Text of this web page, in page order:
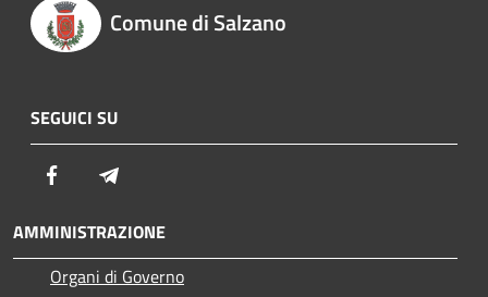
Comune di Salzano
SEGUICI SU
Facebook
AMMINISTRAZIONE
Organi di Governo